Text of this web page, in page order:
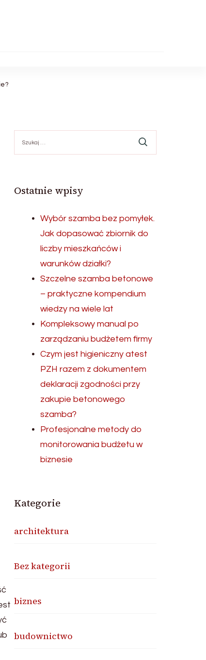
Ostatnie wpisy
Wybór szamba bez pomyłek.
Jak dopasować zbiornik do
liczby mieszkańców i
warunków działki?
Szczelne szamba betonowe
– praktyczne kompendium
wiedzy na wiele lat
Kompleksowy manual po
zarządzaniu budżetem firmy
Czym jest higieniczny atest
PZH razem z dokumentem
deklaracji zgodności przy
zakupie betonowego
szamba?
Profesjonalne metody do
monitorowania budżetu w
biznesie
Kategorie
architektura
Bez kategorii
biznes
budownictwo